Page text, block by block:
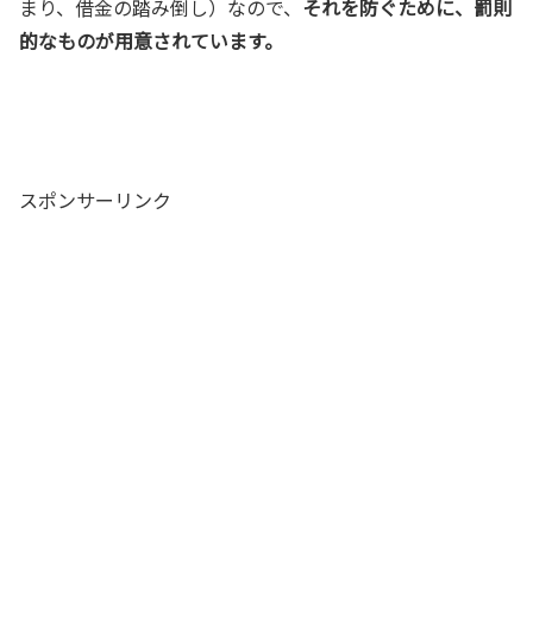
まり、借金の踏み倒し）なので、 それを防ぐために、罰則
的なものが用意されています。
スポンサーリンク